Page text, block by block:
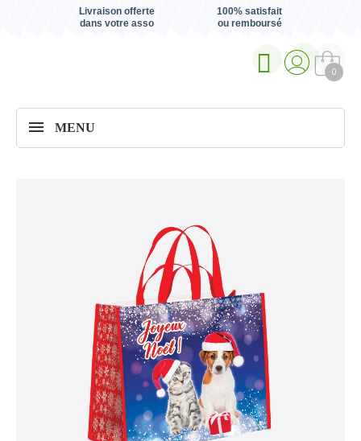
Livraison offerte
dans votre asso
100% satisfait
ou remboursé
0
MENU